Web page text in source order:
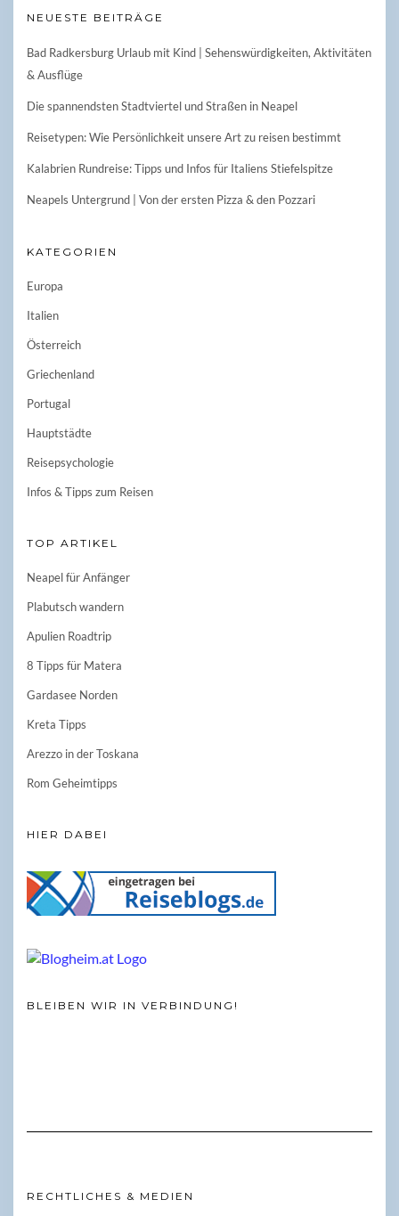
NEUESTE BEITRÄGE
Bad Radkersburg Urlaub mit Kind | Sehenswürdigkeiten, Aktivitäten
& Ausflüge
Die spannendsten Stadtviertel und Straßen in Neapel
Reisetypen: Wie Persönlichkeit unsere Art zu reisen bestimmt
Kalabrien Rundreise: Tipps und Infos für Italiens Stiefelspitze
Neapels Untergrund | Von der ersten Pizza & den Pozzari
KATEGORIEN
Europa
Italien
Österreich
Griechenland
Portugal
Hauptstädte
Reisepsychologie
Infos & Tipps zum Reisen
TOP ARTIKEL
Neapel für Anfänger
Plabutsch wandern
Apulien Roadtrip
8 Tipps für Matera
Gardasee Norden
Kreta Tipps
Arezzo in der Toskana
Rom Geheimtipps
HIER DABEI
BLEIBEN WIR IN VERBINDUNG!
RECHTLICHES & MEDIEN